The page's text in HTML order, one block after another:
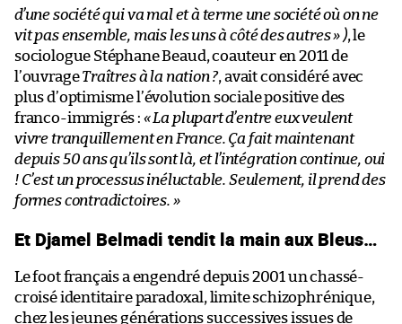
d’une société qui va mal et à terme une société où on ne
vit pas ensemble, mais les uns à côté des autres » ), le
sociologue Stéphane Beaud, coauteur en 2011 de
l’ouvrageTraîtres à la nation ?, avait considéré avec
plus d’optimisme l’évolution sociale positive des
franco-immigrés : « La plupart d’entre eux veulent
vivre tranquillement en France. Ça fait maintenant
depuis 50 ans qu’ils sont là, et l’intégration continue, oui
! C’est un processus inéluctable. Seulement, il prend des
formes contradictoires. »
Et Djamel Belmadi tendit la main aux Bleus…
Le foot français a engendré depuis 2001 un chassé-
croisé identitaire paradoxal, limite schizophrénique,
chez les jeunes générations successives issues de